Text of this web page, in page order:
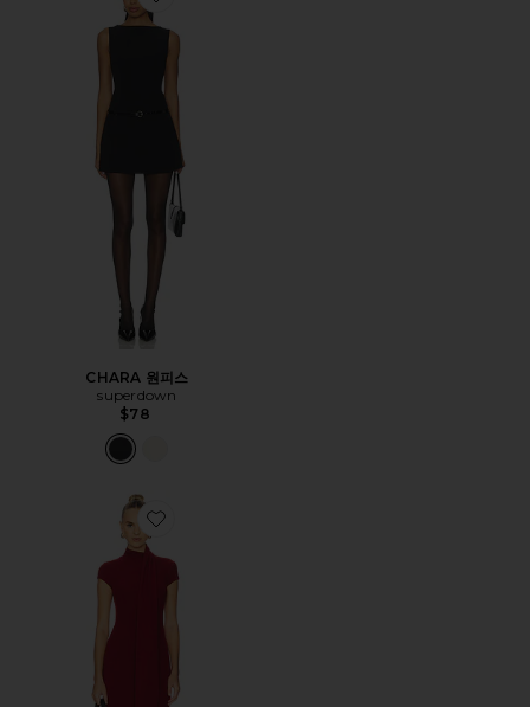
Favorite CHARA 원피스
CHARA 원피스
superdown
$78
Favorite LANE 스카프 드레스